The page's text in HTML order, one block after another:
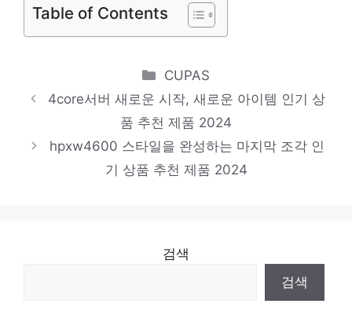
품 2024
잠들기 전, 이거 어때요? 인기 상품 추천 제
품 2024
hpz2g3
제한된 시간, 무한한 가치 인기 상품 추천 제
품 2024
Table of Contents
Categories
CUPAS
4core서버 새로운 시작, 새로운 아이템 인기 상
품 추천 제품 2024
hpxw4600 스타일을 완성하는 마지막 조각 인
기 상품 추천 제품 2024
검색
검색